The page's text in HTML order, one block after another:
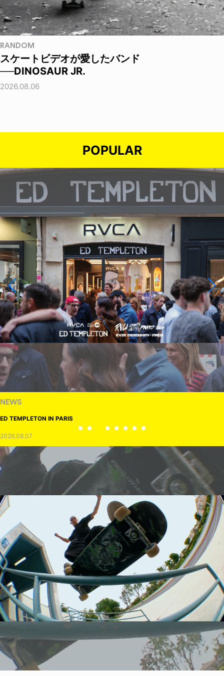
RANDOM
スケートビデオが愛したバンド
──DINOSAUR JR.
2026.08.06
POPULAR
NEWS
ED TEMPLETON IN PARIS
2026.08.07